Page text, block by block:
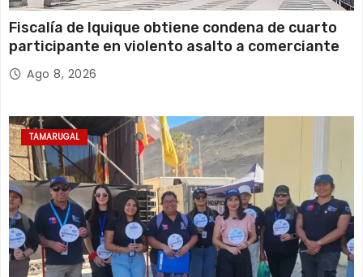
Fiscalía de Iquique obtiene condena de cuarto
participante en violento asalto a comerciante
Ago 8, 2026
TAMARUGAL